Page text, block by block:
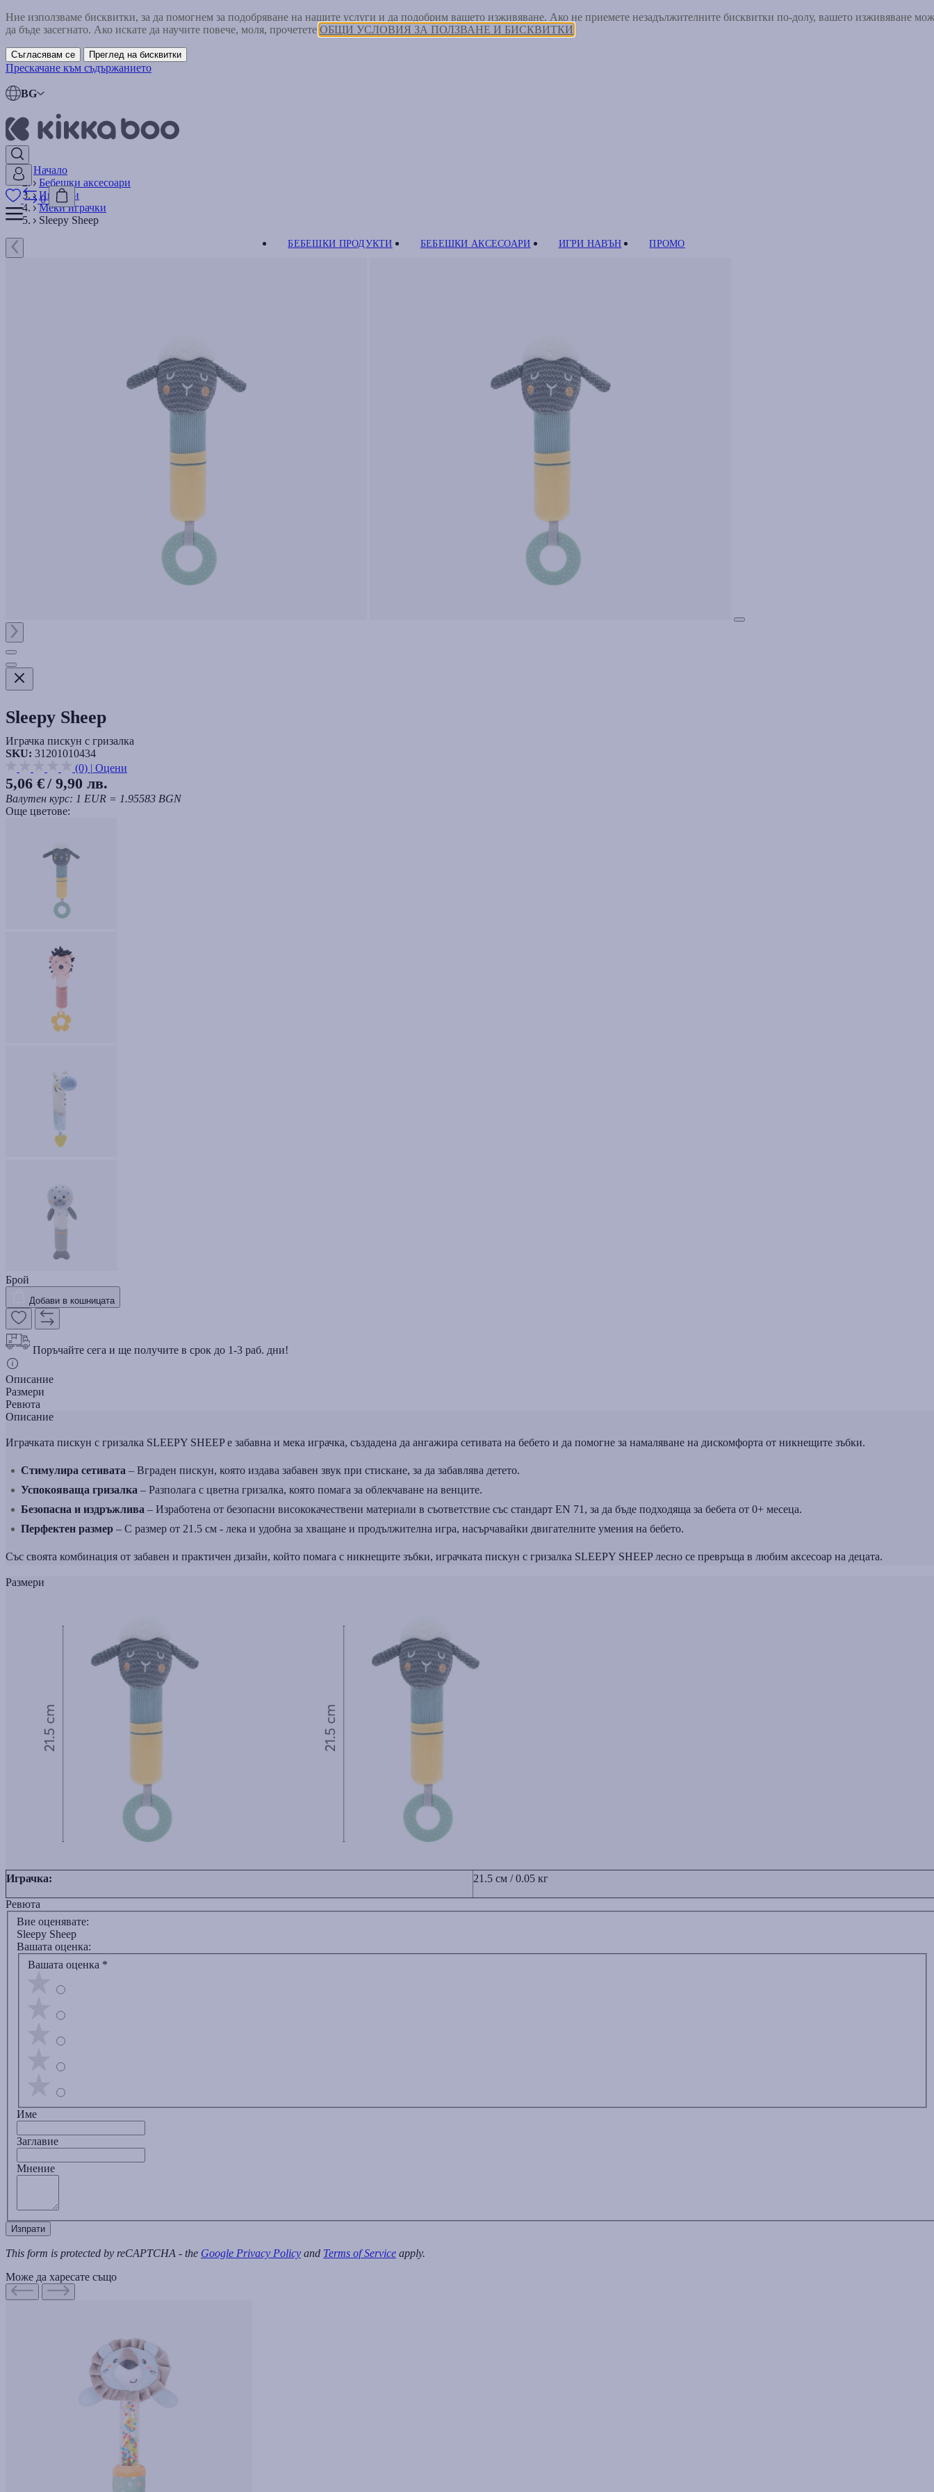
Ние използваме бисквитки, за да помогнем за подобряване на нашите услуги и да подобрим вашето изживяване. Ако не приемете незадължителните бисквитки по-долу, вашето изживяване
да бъде засегнато. Ако искате да научите повече, моля, прочетете ОБЩИ УСЛОВИЯ ЗА ПОЛЗВАНЕ И БИСКВИТКИ
Съгласявам се Преглед на бисквитки
Прескачане към съдържанието
BG
0
БЕБЕШКИ ПРОДУКТИ БЕБЕШКИ АКСЕСОАРИ ИГРИ НАВЪН ПРОМО
Начало
Бебешки аксесоари
Играчки
Меки играчки
Sleepy Sheep
Sleepy Sheep
Играчка пискун с гризалка
SKU: 31201010434
(0) | Оцени
5,06 €/ 9,90 лв.
Валутен курс: 1 EUR = 1.95583 BGN
Още цветове:
Брой
Добави в кошницата
Поръчайте сега и ще получите в срок до 1-3 раб. дни!
Описание
Размери
Ревюта
Описание
Играчката пискун с гризалка SLEEPY SHEEP е забавна и мека играчка, създадена да ангажира сетивата на бебето и да помогне за намаляване на дискомфорта от никнещите зъбки.
Стимулира сетивата – Вграден пискун, която издава забавен звук при стискане, за да забавлява детето.
Успокояваща гризалка – Разполага с цветна гризалка, която помага за облекчаване на венците.
Безопасна и издръжлива – Изработена от безопасни висококачествени материали в съответствие със стандарт EN 71, за да бъде подходяща за бебета от 0+ месеца.
Перфектен размер – С размер от 21.5 см - лека и удобна за хващане и продължителна игра, насърчавайки двигателните умения на бебето.
Със своята комбинация от забавен и практичен дизайн, който помага с никнещите зъбки, играчката пискун с гризалка SLEEPY SHEEP лесно се превръща в любим аксесоар на децата.
Размери
Играчка: 21.5 см / 0.05 кг
Ревюта
Вие оценявате:
Sleepy Sheep
Вашата оценка:
Вашата оценка *
Име
Заглавиe
Мнение
Изпрати
This form is protected by reCAPTCHA - the Google Privacy Policy and Terms of Service apply.
Може да харесате също